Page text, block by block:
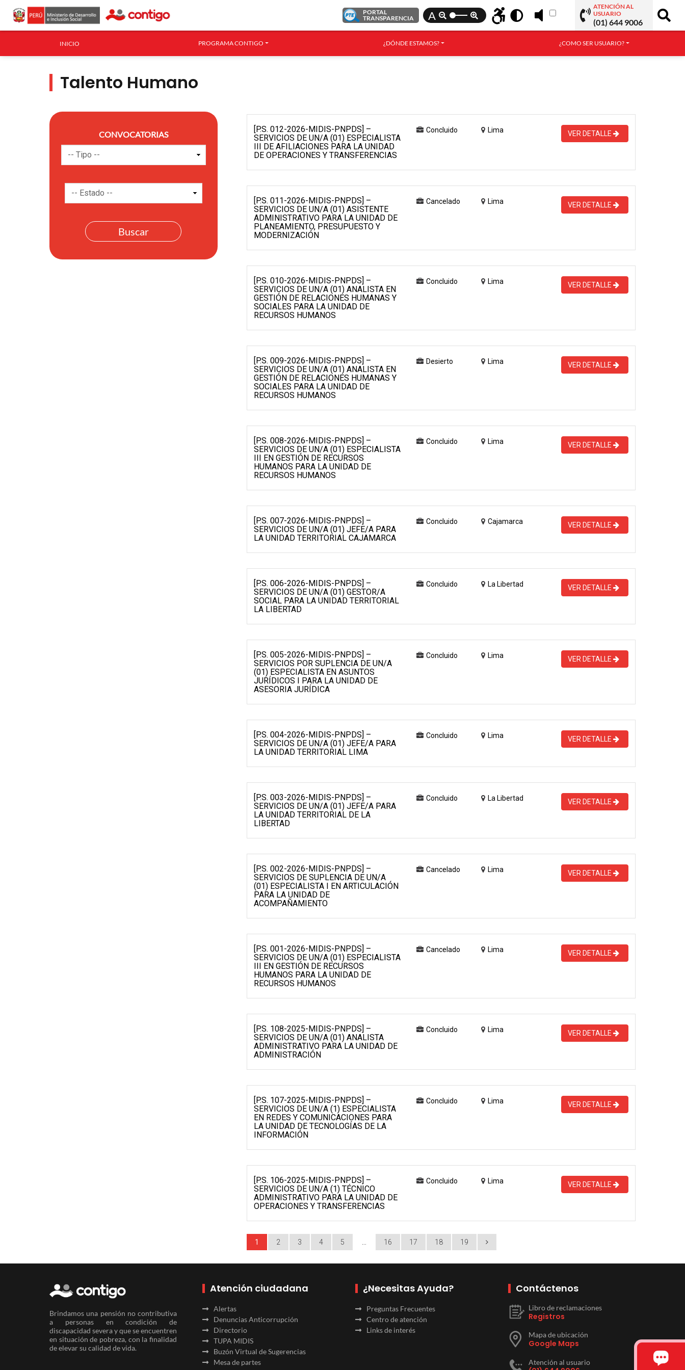
PORTAL
TRANSPARENCIA
A
ATENCIÓN AL
USUARIO
(01) 644 9006
INICIO PROGRAMA CONTIGO ¿DÓNDE ESTAMOS? ¿COMO SER USUARIO?
Talento Humano
CONVOCATORIAS
[P.S. 012-2026-MIDIS-PNPDS] –
SERVICIOS DE UN/A (01) ESPECIALISTA
III DE AFILIACIONES PARA LA UNIDAD
DE OPERACIONES Y TRANSFERENCIAS
Concluido Lima VER DETALLE
[P.S. 011-2026-MIDIS-PNPDS] –
SERVICIOS DE UN/A (01) ASISTENTE
ADMINISTRATIVO PARA LA UNIDAD DE
PLANEAMIENTO, PRESUPUESTO Y
MODERNIZACIÓN
Cancelado Lima VER DETALLE
[P.S. 010-2026-MIDIS-PNPDS] –
SERVICIOS DE UN/A (01) ANALISTA EN
GESTIÓN DE RELACIONES HUMANAS Y
SOCIALES PARA LA UNIDAD DE
RECURSOS HUMANOS
Concluido Lima VER DETALLE
[P.S. 009-2026-MIDIS-PNPDS] –
SERVICIOS DE UN/A (01) ANALISTA EN
GESTIÓN DE RELACIONES HUMANAS Y
SOCIALES PARA LA UNIDAD DE
RECURSOS HUMANOS
Desierto Lima VER DETALLE
[P.S. 008-2026-MIDIS-PNPDS] –
SERVICIOS DE UN/A (01) ESPECIALISTA
III EN GESTIÓN DE RECURSOS
HUMANOS PARA LA UNIDAD DE
RECURSOS HUMANOS
Concluido Lima VER DETALLE
[P.S. 007-2026-MIDIS-PNPDS] –
SERVICIOS DE UN/A (01) JEFE/A PARA
LA UNIDAD TERRITORIAL CAJAMARCA
Concluido Cajamarca VER DETALLE
[P.S. 006-2026-MIDIS-PNPDS] –
SERVICIOS DE UN/A (01) GESTOR/A
SOCIAL PARA LA UNIDAD TERRITORIAL
LA LIBERTAD
Concluido La Libertad VER DETALLE
[P.S. 005-2026-MIDIS-PNPDS] –
SERVICIOS POR SUPLENCIA DE UN/A
(01) ESPECIALISTA EN ASUNTOS
JURÍDICOS I PARA LA UNIDAD DE
ASESORIA JURÍDICA
Concluido Lima VER DETALLE
[P.S. 004-2026-MIDIS-PNPDS] –
SERVICIOS DE UN/A (01) JEFE/A PARA
LA UNIDAD TERRITORIAL LIMA
Concluido Lima VER DETALLE
[P.S. 003-2026-MIDIS-PNPDS] –
SERVICIOS DE UN/A (01) JEFE/A PARA
LA UNIDAD TERRITORIAL DE LA
LIBERTAD
Concluido La Libertad VER DETALLE
[P.S. 002-2026-MIDIS-PNPDS] –
SERVICIOS DE SUPLENCIA DE UN/A
(01) ESPECIALISTA I EN ARTICULACIÓN
PARA LA UNIDAD DE
ACOMPAÑAMIENTO
Cancelado Lima VER DETALLE
[P.S. 001-2026-MIDIS-PNPDS] –
SERVICIOS DE UN/A (01) ESPECIALISTA
III EN GESTIÓN DE RECURSOS
HUMANOS PARA LA UNIDAD DE
RECURSOS HUMANOS
Cancelado Lima VER DETALLE
[P.S. 108-2025-MIDIS-PNPDS] –
SERVICIOS DE UN/A (01) ANALISTA
ADMINISTRATIVO PARA LA UNIDAD DE
ADMINISTRACIÓN
Concluido Lima VER DETALLE
[P.S. 107-2025-MIDIS-PNPDS] –
SERVICIOS DE UN/A (1) ESPECIALISTA
EN REDES Y COMUNICACIONES PARA
LA UNIDAD DE TECNOLOGÍAS DE LA
INFORMACIÓN
Concluido Lima VER DETALLE
[P.S. 106-2025-MIDIS-PNPDS] –
SERVICIOS DE UN/A (1) TÉCNICO
ADMINISTRATIVO PARA LA UNIDAD DE
OPERACIONES Y TRANSFERENCIAS
Concluido Lima VER DETALLE
1 2 3 4 5 16 17 18 19
Brindamos una pensión no contributiva
a personas en condición de
discapacidad severa y que se encuentren
en situación de pobreza, con la finalidad
de elevar su calidad de vida.
Atención ciudadana
Alertas
Denuncias Anticorrupción
Directorio
TUPA MIDIS
Buzón Virtual de Sugerencias
Mesa de partes
¿Necesitas Ayuda?
Preguntas Frecuentes
Centro de atención
Links de interés
Contáctenos
Libro de reclamaciones
Registros
Mapa de ubicación
Google Maps
Atención al usuario